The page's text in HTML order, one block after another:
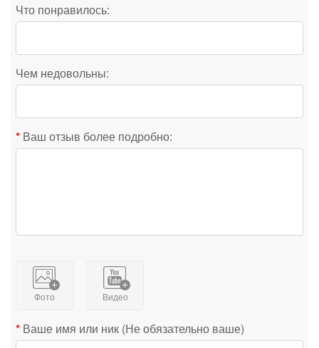
Что понравилось:
Чем недовольны:
Ваш отзыв более подробно:
Фото Видео
Ваше имя или ник (Не обязательно ваше)